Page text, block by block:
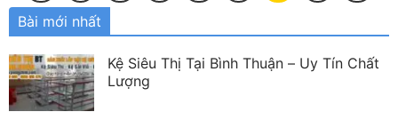
Bài mới nhất
Kệ Siêu Thị Tại Bình Thuận – Uy Tín Chất
Lượng